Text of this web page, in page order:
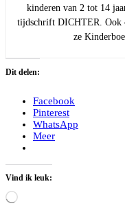
kinderen van 2 tot 14
tijdschrift DICHTER. Ook
ze
Dit delen:
Facebook
Pinterest
WhatsApp
Meer
Vind ik leuk:
Aan